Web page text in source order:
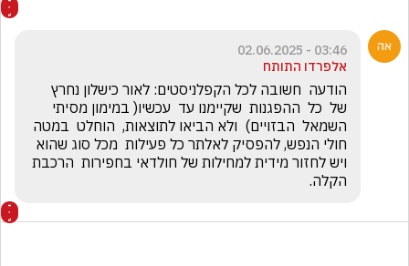
03:46 - 02.06.2025
אלפרדו התותח
הקלה.